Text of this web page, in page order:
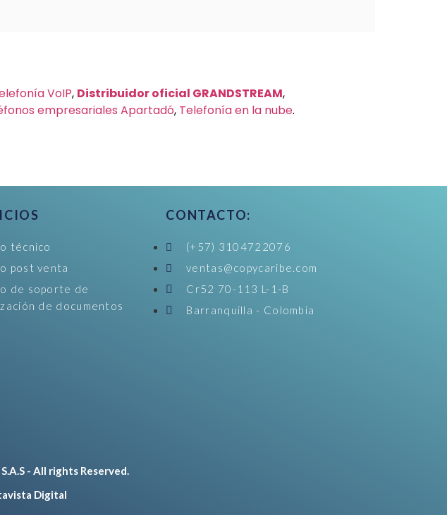
VoIP, Distribuidor oficial GRANDSTREAM,
empresariales Apartadó, Telefonía en la nube.
técnico
post venta
de soporte de
de documentos
CONTACTO:
(+57) 3104722076
ventas@copycaribe.com
Cr52 70-113 L-1-B
Barranquilla - Colombia
- All rights Reserved.
Digital